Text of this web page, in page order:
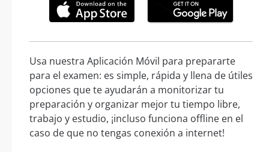
Usa nuestra Aplicación Móvil para prepararte
para el examen: es simple, rápida y llena de útiles
opciones que te ayudarán a monitorizar tu
preparación y organizar mejor tu tiempo libre,
trabajo y estudio, ¡incluso funciona offline en el
caso de que no tengas conexión a internet!